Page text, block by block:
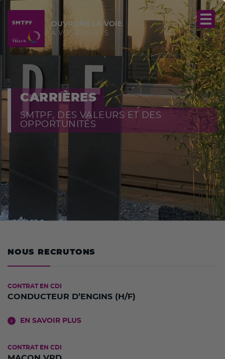
CARRIÈRES
SMTPF, DES VALEURS ET DES
OPPORTUNITÉS
NOUS RECRUTONS
CONTRAT EN CDI
CONDUCTEUR D’ENGINS (H/F)
EN SAVOIR PLUS
CONTRAT EN CDI